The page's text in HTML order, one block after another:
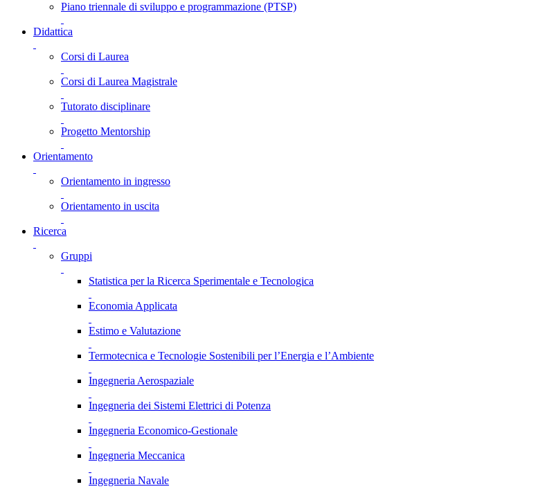
Piano triennale di sviluppo e programmazione (PTSP)
Didattica
Corsi di Laurea
Corsi di Laurea Magistrale
Tutorato disciplinare
Progetto Mentorship
Orientamento
Orientamento in ingresso
Orientamento in uscita
Ricerca
Gruppi
Statistica per la Ricerca Sperimentale e Tecnologica
Economia Applicata
Estimo e Valutazione
Termotecnica e Tecnologie Sostenibili per l’Energia e l’Ambiente
Ingegneria Aerospaziale
Ingegneria dei Sistemi Elettrici di Potenza
Ingegneria Economico-Gestionale
Ingegneria Meccanica
Ingegneria Navale